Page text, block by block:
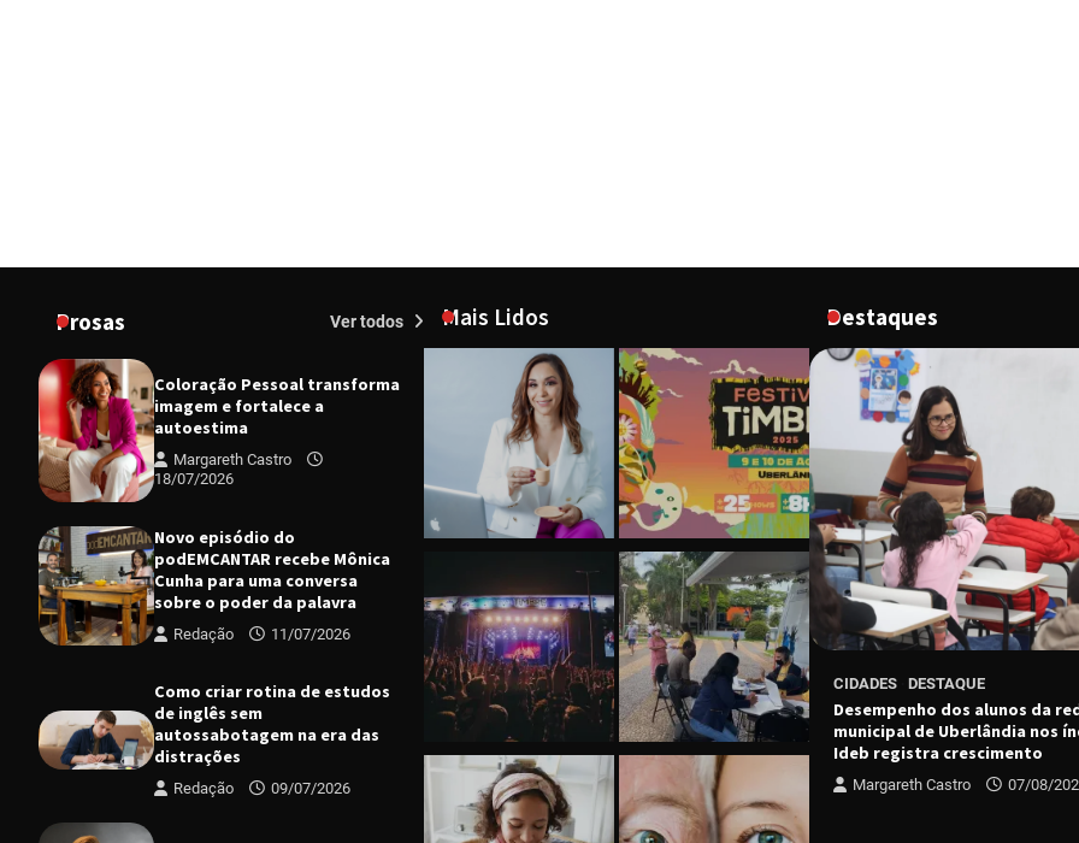
Prosas Ver todos
Coloração Pessoal transforma
imagem e fortalece a
autoestima
Margareth Castro
18/07/2026
Novo episódio do
podEMCANTAR recebe Mônica
Cunha para uma conversa
sobre o poder da palavra
Redação 11/07/2026
Como criar rotina de estudos
de inglês sem
autossabotagem na era das
distrações
Redação 09/07/2026
Mais Lidos Destaques
CIDADES DESTAQUE
Prefeitura e parceiros apresentam edição
2026 do Plano de Contingência para
Queimadas e Incêndios
Margareth Castro 07/08/2026
CIDADES DESTAQUE
Desempenho dos alunos da
municipal de Uberlândia nos
Ideb registra crescimento
Margareth Castro 07/08/